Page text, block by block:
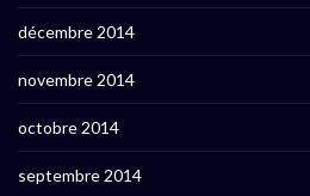
décembre 2014
novembre 2014
octobre 2014
septembre 2014